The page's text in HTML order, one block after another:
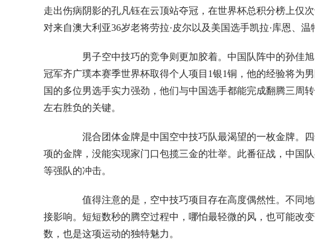
走出伤病阴影的孔凡钰在云顶站夺冠，在世界杯总积分榜上仅
对来自澳大利亚36岁老将劳拉·皮尔以及美国选手凯拉·库恩、温
男子空中技巧的竞争则更加胶着。中国队阵中的孙佳旭
冠军齐广璞本赛季世界杯取得个人项目1银1铜，他的经验将为
国的多位男选手实力强劲，他们与中国选手都能完成翻腾三周
左右胜负的关键。
混合团体金牌是中国空中技巧队最渴望的一枚金牌。四
项的金牌，没能实现家门口包揽三金的壮举。此番征战，中国
等强队的冲击。
值得注意的是，空中技巧项目存在高度偶然性。不同地
接影响。短短数秒的腾空过程中，哪怕最轻微的风，也可能改
数，也是这项运动的独特魅力。